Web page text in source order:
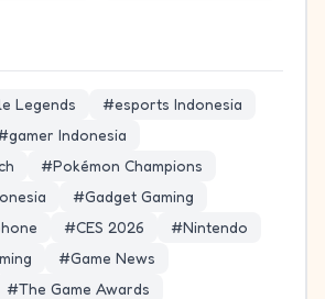
Legends
#esports Indonesia
Indonesia
#Pokémon Champions
#Gadget Gaming
#CES 2026
#Nintendo
#Game News
#The Game Awards